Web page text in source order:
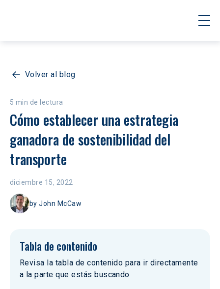
Volver al blog
5 min de lectura
Cómo establecer una estrategia
ganadora de sostenibilidad del
transporte
diciembre 15, 2022
byJohn McCaw
Tabla de contenido
Revisa la tabla de contenido para ir directamente
a la parte que estás buscando